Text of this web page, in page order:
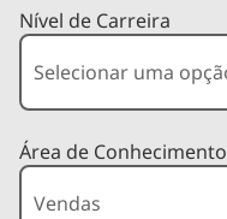
Nível de Carreira
Área de Conhecimento